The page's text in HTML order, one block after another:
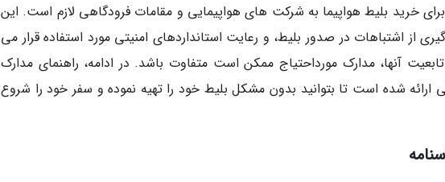
برای خرید بلیط هواپیما به شرکت های هواپیمایی و مقامات فرودگاهی لازم است. این
از اشتباهات در صدور بلیط، و رعایت استانداردهای امنیتی مورد استفاده قرار می
آنها، مدارک مورداحتیاج ممکن است متفاوت باشد. در ادامه، راهنمای مدارک
ارائه شده است تا بتوانید بدون مشکل بلیط خود را تهیه نموده و سفر خود را شروع